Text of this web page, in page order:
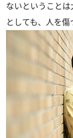
ないということ
としても、人を傷